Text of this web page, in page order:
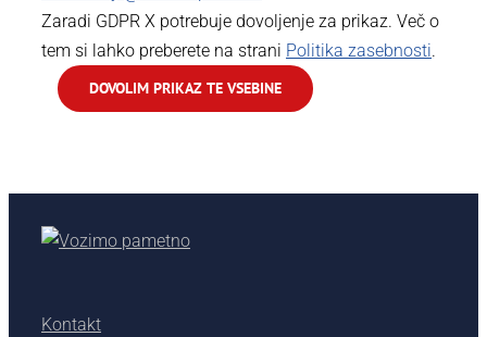
Zaradi GDPR X potrebuje dovoljenje za prikaz. Več o
tem si lahko preberete na strani Politika zasebnosti.
DOVOLIM PRIKAZ TE VSEBINE
Kontakt